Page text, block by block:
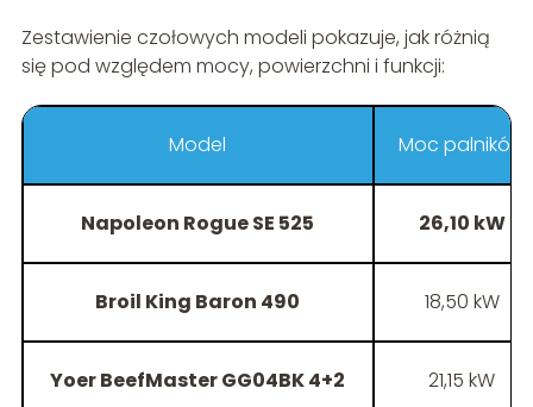
Zestawienie czołowych modeli pokazuje, jak różnią
się pod względem mocy, powierzchni i funkcji:
Model Moc palników
Napoleon Rogue SE 525 26,10 kW
Broil King Baron 490 18,50 kW
Yoer BeefMaster GG04BK 4+2 21,15 kW